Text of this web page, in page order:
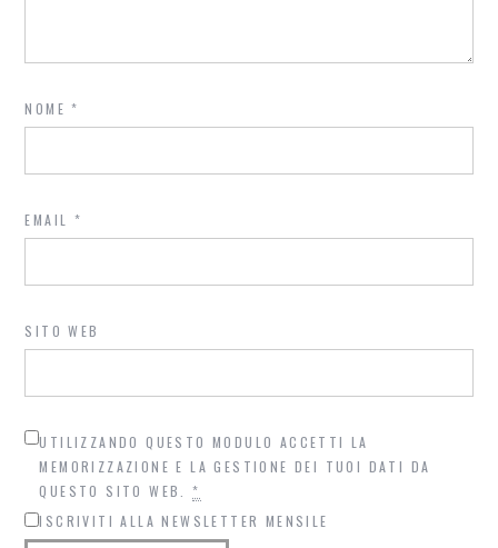
NOME*
EMAIL *
SITO WEB
UTILIZZANDO QUESTO MODULO ACCETTI LA
MEMORIZZAZIONE E LA GESTIONE DEI TUOI DATI DA
QUESTO SITO WEB.*
ISCRIVITI ALLA NEWSLETTER MENSILE